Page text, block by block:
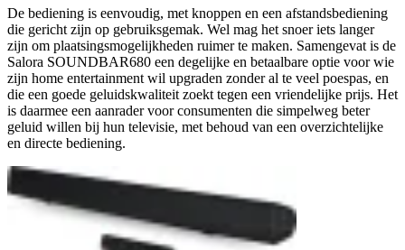
De bediening is eenvoudig, met knoppen en een afstandsbediening
die gericht zijn op gebruiksgemak. Wel mag het snoer iets langer
zijn om plaatsingsmogelijkheden ruimer te maken. Samengevat is de
Salora SOUNDBAR680 een degelijke en betaalbare optie voor wie
zijn home entertainment wil upgraden zonder al te veel poespas, en
die een goede geluidskwaliteit zoekt tegen een vriendelijke prijs. Het
is daarmee een aanrader voor consumenten die simpelweg beter
geluid willen bij hun televisie, met behoud van een overzichtelijke
en directe bediening.